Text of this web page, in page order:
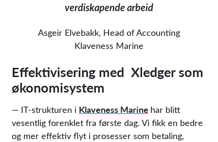
verdiskapende arbeid
Asgeir Elvebakk, Head of Accounting
Klaveness Marine
Effektivisering med Xledger som
økonomisystem
— IT-strukturen i Klaveness Marine har blitt
vesentlig forenklet fra første dag. Vi fikk en bedre
og mer effektiv flyt i prosesser som betaling,